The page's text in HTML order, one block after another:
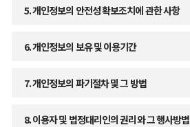
5. 개인정보의 안전성 확보조치에 관한 사항
6. 개인정보의 보유 및 이용기간
7. 개인정보의 파기절차 및 그 방법
8. 이용자 및 법정대리인의 권리와 그 행사방법